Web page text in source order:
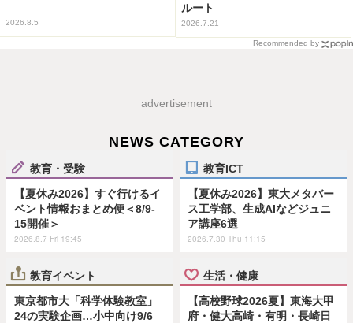
2026.8.5
ルート
2026.7.21
Recommended by
advertisement
NEWS CATEGORY
教育・受験
【夏休み2026】すぐ行けるイ
ベント情報おまとめ便＜8/9-
15開催＞
2026.8.7 Fri 19:45
教育ICT
【夏休み2026】東大メタバー
ス工学部、生成AIなどジュニ
ア講座6選
2026.7.30 Thu 11:15
教育イベント
東京都市大「科学体験教室」
24の実験企画…小中向け9/6
生活・健康
【高校野球2026夏】東海大甲
府・健大高崎・有明・長崎日